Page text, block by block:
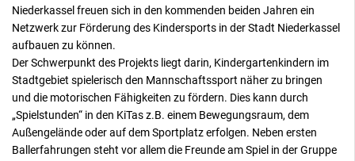
Niederkassel freuen sich in den kommenden beiden Jahren ein
Netzwerk zur Förderung des Kindersports in der Stadt Niederkassel
aufbauen zu können.
Der Schwerpunkt des Projekts liegt darin, Kindergartenkindern im
Stadtgebiet spielerisch den Mannschaftssport näher zu bringen
und die motorischen Fähigkeiten zu fördern. Dies kann durch
„Spielstunden“ in den KiTas z.B. einem Bewegungsraum, dem
Außengelände oder auf dem Sportplatz erfolgen. Neben ersten
Ballerfahrungen steht vor allem die Freunde am Spiel in der Gruppe